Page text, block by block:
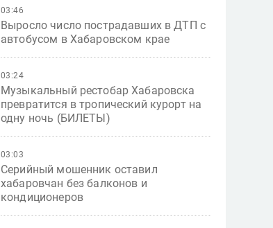
Выросло число пострадавших в ДТП с
автобусом в Хабаровском крае
03:46
Музыкальный рестобар Хабаровска
превратится в тропический курорт на
одну ночь (БИЛЕТЫ)
03:24
Серийный мошенник оставил
хабаровчан без балконов и
кондиционеров
03:03